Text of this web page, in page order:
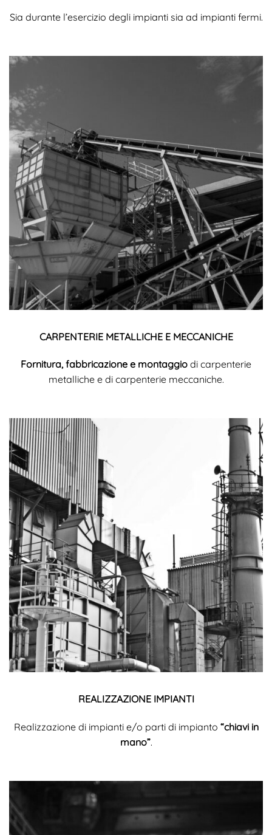
Sia durante l’esercizio degli impianti sia ad impianti fermi.
CARPENTERIE METALLICHE E MECCANICHE
Fornitura, fabbricazione e montaggio di carpenterie
metalliche e di carpenterie meccaniche.
REALIZZAZIONE IMPIANTI
Realizzazione di impianti e/o parti di impianto “chiavi in
mano”.